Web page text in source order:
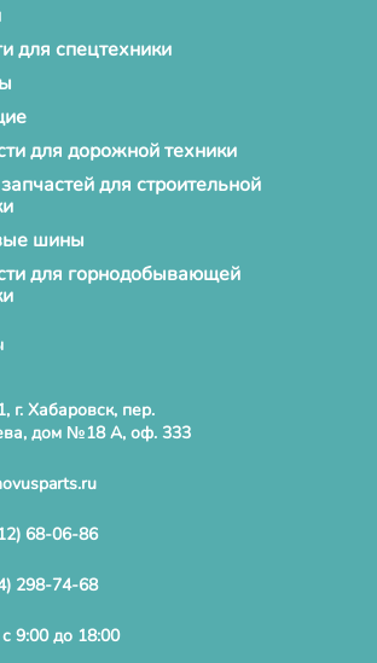
для спецтехники
для дорожной техники
для строительной
шины
для горнодобывающей
г. Хабаровск, пер.
дом №18 А, оф. 333
68-06-86
298-74-68
9:00 до 18:00